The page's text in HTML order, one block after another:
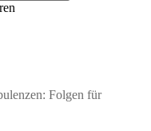
Folgen für